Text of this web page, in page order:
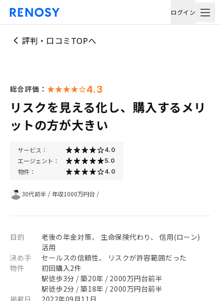
ログイン
評判・口コミTOPへ
総合評価： 4.3
リスクを見える化し、購入するメリ
ットの方が大きい
サービス： 4.0
エージェント： 5.0
物件： 4.0
30代前半 / 年収1000万円台 /
目的
老後の年金対策、 生命保険代わり、 信用(ローン)
活用
決め手
セールスの信頼性、 リスクが許容範囲だった
物件
初回購入2件
駅徒歩3分 / 築20年 / 2000万円台前半
駅徒歩2分 / 築18年 / 2000万円台前半
掲載日
2022年09月11日